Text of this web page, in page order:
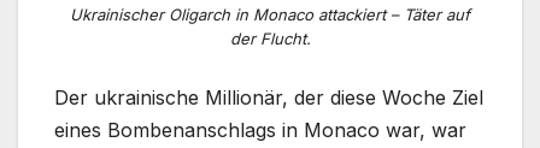
Ukrainischer Oligarch in Monaco attackiert – Täter auf
der Flucht.
Der ukrainische Millionär, der diese Woche Ziel
eines Bombenanschlags in Monaco war, war